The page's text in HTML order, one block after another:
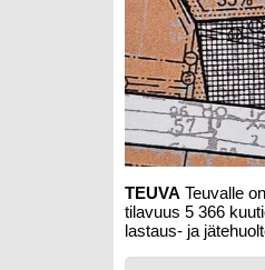
TEUVA Teuvalle
tilavuus 5 366
lastaus- ja